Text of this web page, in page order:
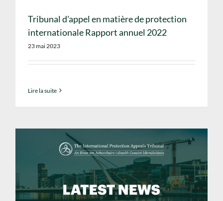
Tribunal d'appel en matière de protection
internationale Rapport annuel 2022
23 mai 2023
Lire la suite